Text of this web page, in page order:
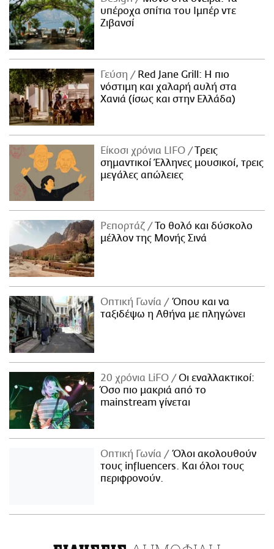
υπέροχα σπίτια του Ιμπέρ ντε
Ζιβανσί
Γεύση
Red Jane Grill: Η πιο
νόστιμη και χαλαρή αυλή στα
Χανιά (ίσως και στην Ελλάδα)
Είκοσι χρόνια LIFO
Tρεις
σημαντικοί Έλληνες μουσικοί, τρεις
μεγάλες απώλειες
Ρεπορτάζ
Το θολό και δύσκολο
μέλλον της Μονής Σινά
Οπτική Γωνία
Όπου και να
ταξιδέψω η Αθήνα με πληγώνει
20 χρόνια LiFO
Οι εναλλακτικοί:
Όσο πιο μακριά από το
mainstream γίνεται
Οπτική Γωνία
Όλοι ακολουθούν
τους influencers. Και όλοι τους
περιφρονούν.